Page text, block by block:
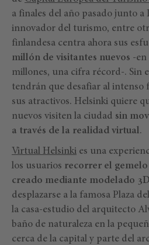
a finales del año pasado junto
innovador del turismo, entre
finlandesa centra ahora sus
millón de visitantes nuevos -en
millones, una cifra récord-. Sin
tendrán que desafiar al
sus atractivos. Helsinki quiere
nuevos visiten la ciudad sin
a través de la realidad virtual.
Virtual Helsinki es una
los usuarios recorrer el
creado mediante modelado 3D
desplazarse a la famosa Plaza
la casa-estudio del arquitecto
baño de naturaleza en la
cerca de la capital y parte del